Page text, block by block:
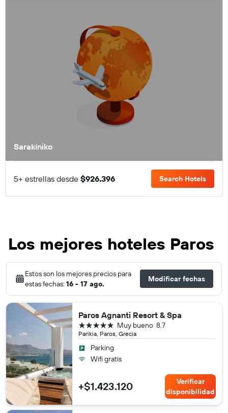
Sarakíniko
5+ estrellas desde $926.396 Search Hotels
Los mejores hoteles Paros
Estos son los mejores precios para
estas fechas: 16 - 17 ago.
Modificar fechas
Paros Agnanti Resort & Spa
Parikia, Paros, Grecia
8.7
Muy bueno
5 estrellas
Parking
Wifi gratis
+$1.423.120
Verificar
disponibilidad